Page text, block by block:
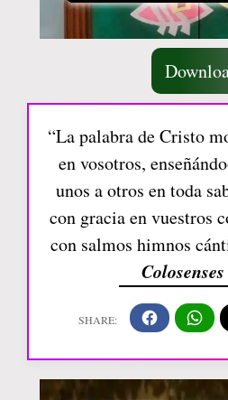
“La palabra de Cristo
en vosotros,
unos a otros en toda
con gracia en vuestros
con salmos himnos